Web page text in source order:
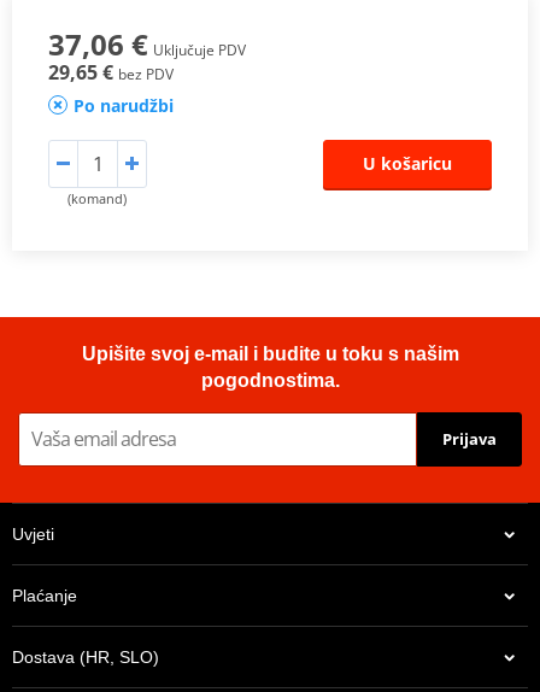
37,06 € Uključuje PDV
29,65 € bez PDV
Po narudžbi
(komand)
U košaricu
Upišite svoj e-mail i budite u toku s našim
pogodnostima.
Prijava
Uvjeti
Plaćanje
Dostava (HR, SLO)